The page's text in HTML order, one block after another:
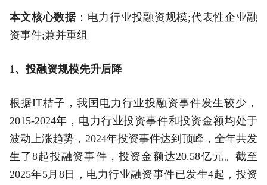
本文核心数据：电力行业投融资规模;代表性企业融
资事件;兼并重组
1、投融资规模先升后降
根据IT桔子，我国电力行业投融资事件发生较少，
2015-2024年，电力行业投资事件和投资金额均处于
波动上涨趋势，2024年投资事件达到顶峰，全年共发
生了8起投融资事件，投资金额达20.58亿元。截至
2025年5月8日，电力行业融资事件已发生4起，投资